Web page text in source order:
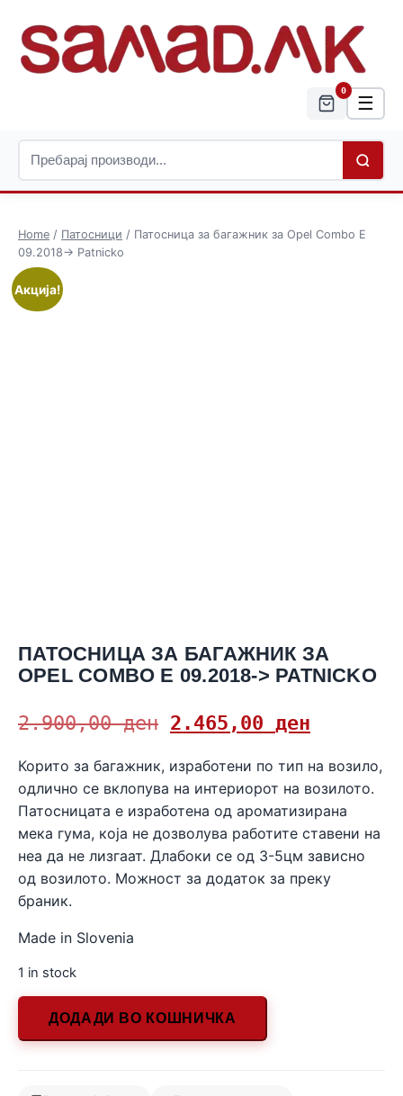
0
☰
Home / Патосници / Патосница за багажник за Opel Combo E
09.2018-> Patnicko
Акција!
ПАТОСНИЦА ЗА БАГАЖНИК ЗА
OPEL COMBO E 09.2018-> PATNICKO
2.900,00ден 2.465,00 ден
Корито за багажник, изработени по тип на возило,
одлично се вклопува на интериорот на возилото.
Патосницата е изработена од ароматизирана
мека гума, која не дозволува работите ставени на
неа да не лизгаат. Длабоки се од 3-5цм зависно
од возилото. Можност за додаток за преку
браник.
Made in Slovenia
1 in stock
ДОДАДИ ВО КОШНИЧКА